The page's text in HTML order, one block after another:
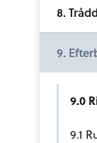
8.
9.
9.0
9.1